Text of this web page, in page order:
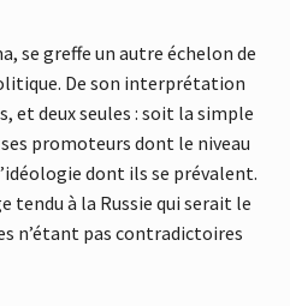
se greffe un autre échelon de
De son interprétation
et deux seules : soit la simple
promoteurs dont le niveau
dont ils se prévalent.
tendu à la Russie qui serait le
n’étant pas contradictoires